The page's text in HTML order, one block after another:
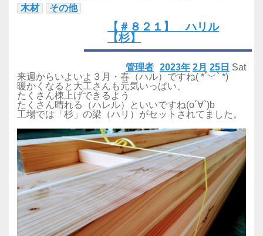
木材
その他
【＃８２１】 ハリル
【杉】
2023年 2月 25日 Sat
管理者
来週からいよいよ３月・春（ハル）ですね( *´﹀` *)
暖かくなると大工さんも元気いっぱい、
たくさん棟上げできるよう
たくさん晴れる（ハレル）といいですね(o´∀`)b
工場では「杉」の梁（ハリ）がセットされてました。